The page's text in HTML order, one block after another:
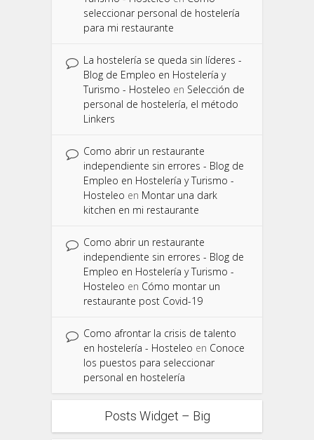
seleccionar personal de hostelería
para mi restaurante
La hostelería se queda sin líderes -
Blog de Empleo en Hostelería y
Turismo - Hosteleo en Selección de
personal de hostelería, el método
Linkers
Como abrir un restaurante
independiente sin errores - Blog de
Empleo en Hostelería y Turismo -
Hosteleo en Montar una dark
kitchen en mi restaurante
Como abrir un restaurante
independiente sin errores - Blog de
Empleo en Hostelería y Turismo -
Hosteleo en Cómo montar un
restaurante post Covid-19
Como afrontar la crisis de talento
en hostelería - Hosteleo en Conoce
los puestos para seleccionar
personal en hostelería
Posts Widget – Big